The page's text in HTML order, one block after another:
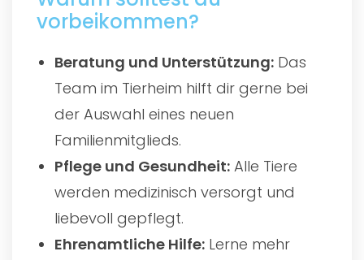
vorbeikommen?
Beratung und Unterstützung: Das
Team im Tierheim hilft dir gerne bei
der Auswahl eines neuen
Familienmitglieds.
Pflege und Gesundheit: Alle Tiere
werden medizinisch versorgt und
liebevoll gepflegt.
Ehrenamtliche Hilfe: Lerne mehr